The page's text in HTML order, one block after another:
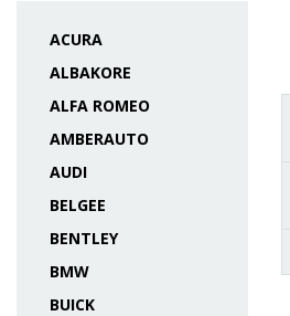
ACURA
ALBAKORE
ALFA ROMEO
AMBERAUTO
AUDI
BELGEE
BENTLEY
BMW
BUICK